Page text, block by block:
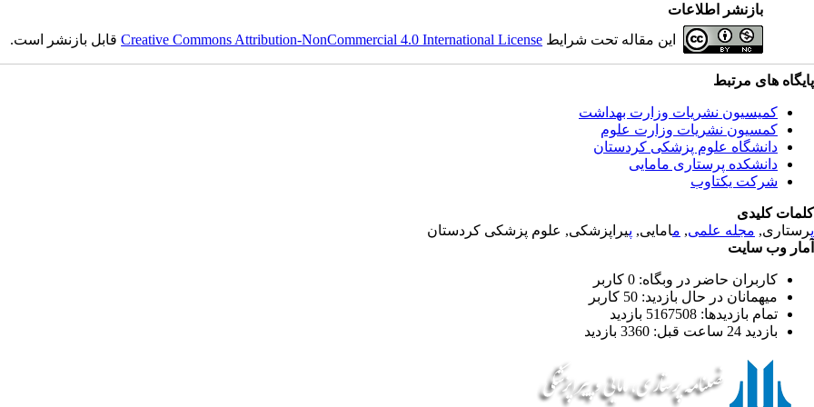
بازنشر اطلاعات
این مقاله تحت شرایط Creative Commons Attribution-NonCommercial 4.0 International Licenseقابل بازنشر است.
پایگاه های مرتبط
کمیسیون نشریات وزارت بهداشت
کمسیون نشریات وزارت علوم
دانشگاه علوم پزشکی کردستان
دانشکده پرستاری مامایی
شرکت یکتاوب
کلمات کلیدی
پرستاری, مجله علمی, مامایی, پیراپزشکی, علوم پزشکی کردستان
آمار وب سایت
کاربران حاضر در وبگاه: 0 کاربر
میهمانان در حال بازدید: 50 کاربر
تمام بازدید‌ها: 5167508 بازدید
بازدید 24 ساعت قبل: 3360 بازدید